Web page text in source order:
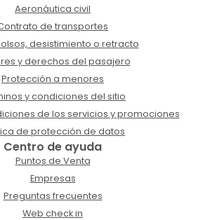
Aeronáutica civil
de transportes
desistimiento o retracto
y derechos del pasajero
Protección a menores
y condiciones del sitio
de los servicios y promociones
de protección de datos
Centro de ayuda
Puntos de Venta
Empresas
Preguntas frecuentes
Web check in